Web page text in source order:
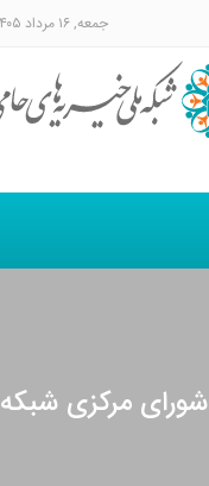
جمعه, ۱۶ مرداد ۱۴۰۵
شورای مرکزی شبکه